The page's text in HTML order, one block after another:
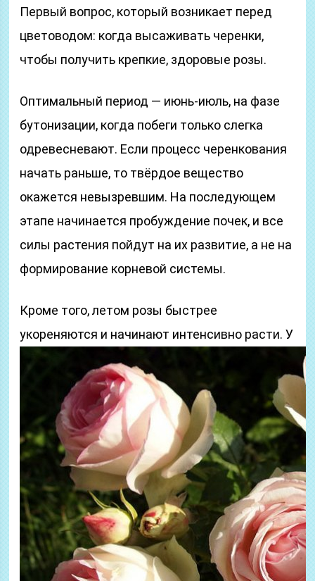
Первый вопрос, который возникает перед
цветоводом: когда высаживать черенки,
чтобы получить крепкие, здоровые розы.
Оптимальный период — июнь-июль, на фазе
бутонизации, когда побеги только слегка
одревесневают. Если процесс черенкования
начать раньше, то твёрдое вещество
окажется невызревшим. На последующем
этапе начинается пробуждение почек, и все
силы растения пойдут на их развитие, а не на
формирование корневой системы.
Кроме того, летом розы быстрее
укореняются и начинают интенсивно расти.У